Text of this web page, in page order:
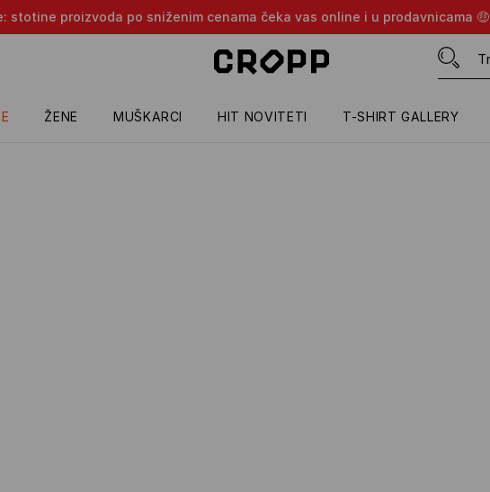
stotine proizvoda po sniženim cenama čeka vas online i u prodavnicama 🤑
ŽENE MUŠKARCI HIT NOVITETI T-SHIRT GALLERY